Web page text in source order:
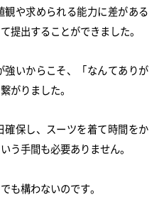
観や求められる能力に差がある
提出することができました。
いからこそ、「なんてありが
がりました。
保し、スーツを着て時間をか
う手間も必要ありません。
も構わないのです。